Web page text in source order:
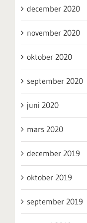
december 2020
november 2020
oktober 2020
september 2020
juni 2020
mars 2020
december 2019
oktober 2019
september 2019